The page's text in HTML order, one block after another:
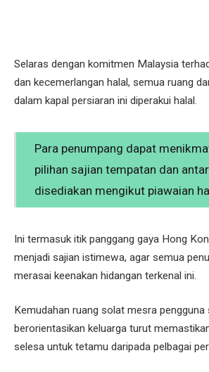
Selaras dengan komitmen Malaysia
dan kecemerlangan halal, semua ruang
dalam kapal persiaran ini diperakui halal.
Para penumpang dapat
pilihan sajian tempatan dan
disediakan mengikut piawaian
Ini termasuk itik panggang gaya Hong
menjadi sajian istimewa, agar semua
merasai keenakan hidangan terkenal ini.
Kemudahan ruang solat mesra
berorientasikan keluarga turut
selesa untuk tetamu daripada pelbagai